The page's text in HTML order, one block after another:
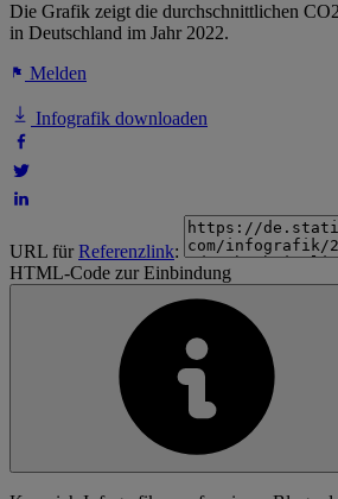
Die Grafik zeigt die durchschnittlichen
in Deutschland im Jahr 2022.
Melden
Infografik downloaden
URL fürReferenzlink:
HTML-Code zur Einbindung